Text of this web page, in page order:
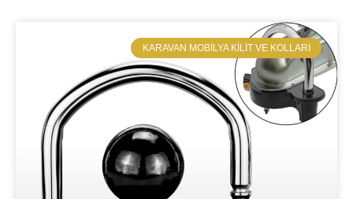
​KARAVAN MOBILYA KILIT VE KOLLARI